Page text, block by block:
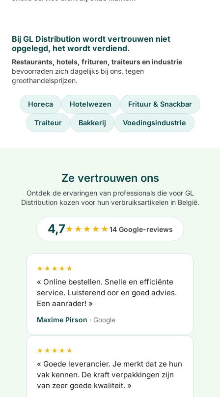
Bij GL Distribution wordt vertrouwen niet
opgelegd, het wordt verdiend.
Restaurants, hotels, frituren, traiteurs en industrie
bevoorraden zich dagelijks bij ons, tegen
groothandelsprijzen.
Horeca Hotelwezen Frituur & Snackbar
Traiteur Bakkerij Voedingsindustrie
Ze vertrouwen ons
Ontdek de ervaringen van professionals die voor GL
Distribution kozen voor hun verbruiksartikelen in België.
4,7★★★★★14 Google-reviews
★★★★★
« Online bestellen. Snelle en efficiënte
service. Luisterend oor en goed advies.
Een aanrader! »
Maxime Pirson · Google
★★★★★
« Goede leverancier. Je merkt dat ze hun
vak kennen. De kraft verpakkingen zijn
van zeer goede kwaliteit. »